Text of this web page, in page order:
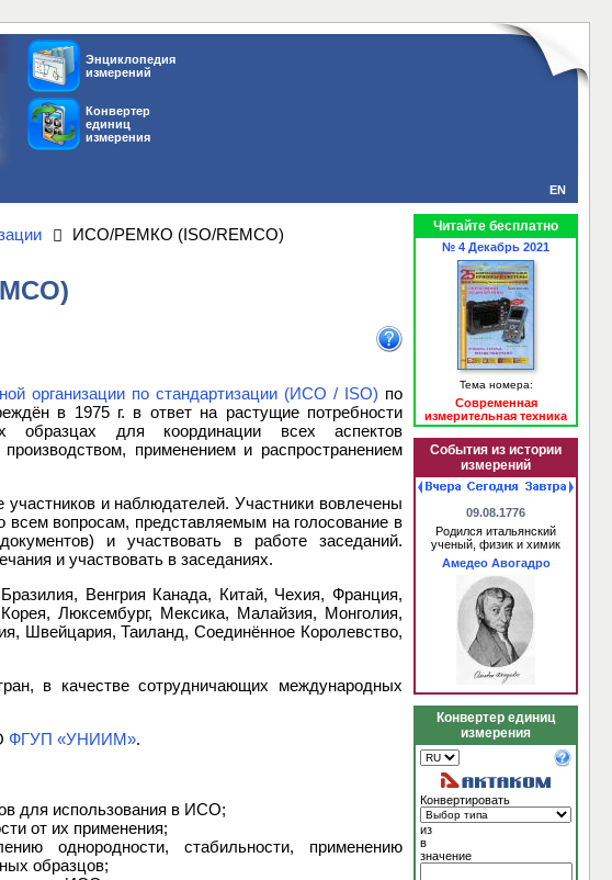
Энциклопедия
измерений
Конвертер
единиц
измерения
EN
ИСО/РЕМКО (ISO/REMCO)
организации по стандартизации (ИСО / ISO) по
в 1975 г. в ответ на растущие потребности
образцах для координации всех аспектов
применением и распространением
и наблюдателей. Участники вовлечены
вопросам, представляемым на голосование в
и участвовать в работе заседаний.
и участвовать в заседаниях.
Венгрия Канада, Китай, Чехия, Франция,
Люксембург, Мексика, Малайзия, Монголия,
Швейцария, Таиланд, Соединённое Королевство,
в качестве сотрудничающих международных
ФГУП «УНИИМ».
для использования в ИСО;
от их применения;
однородности, стабильности, применению
образцов;
Читайте бесплатно
№ 4 Декабрь 2021
Тема номера:
Современная
измерительная техника
События из истории
измерений
09.08.1776
Родился итальянский
ученый, физик и химик
Амедео Авогадро
Конвертер единиц
измерения
Конвертировать
из
в
значение